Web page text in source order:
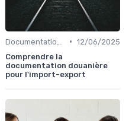
• 12/06/2025
Comprendre la
documentation douanière
pour l'import-export